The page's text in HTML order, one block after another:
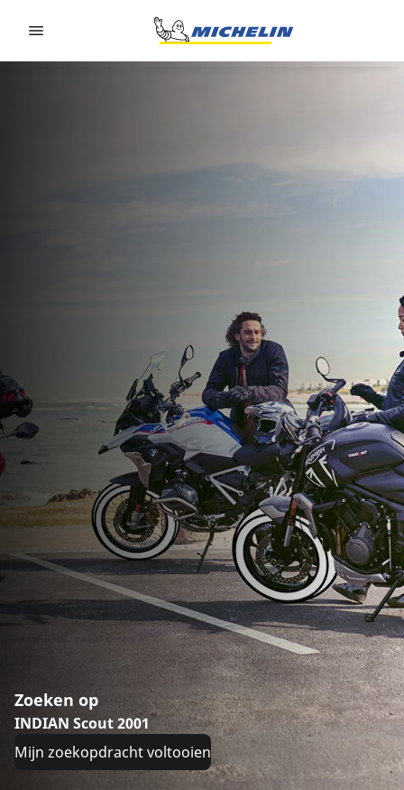
Zoeken op
INDIAN Scout 2001
Mijn zoekopdracht voltooien